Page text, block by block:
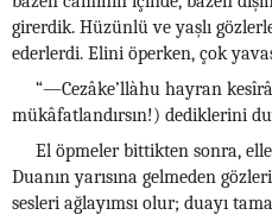
girerdik. Hüzünlü ve yaşlı
ederlerdi. Elini öperken, çok
“—Cezâke’llàhu hayran
mükâfatlandırsın!) dediklerini
El öpmeler bittikten sonra,
Duanın yarısına gelmeden
sesleri ağlayımsı olur; duayı